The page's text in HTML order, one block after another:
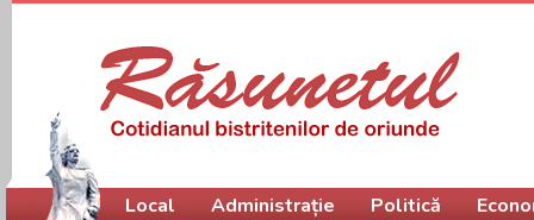
Meniu principal
Local Administrație Politică